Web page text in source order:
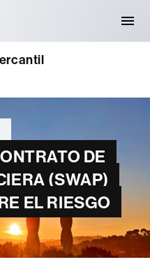
DE
(SWAP)
EL RIESGO